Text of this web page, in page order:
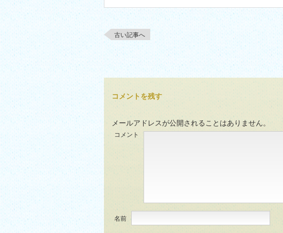
古い記事へ
コメントを残す
メールアドレスが公開されることはありません。
コメント
名前